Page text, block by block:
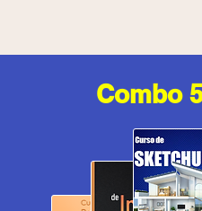
Combo